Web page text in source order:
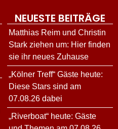
NEUESTE BEITRÄGE
Matthias Reim und Christin
Stark ziehen um: Hier finden
sie ihr neues Zuhause
„Kölner Treff“ Gäste heute:
Diese Stars sind am
07.08.26 dabei
„Riverboat“ heute: Gäste